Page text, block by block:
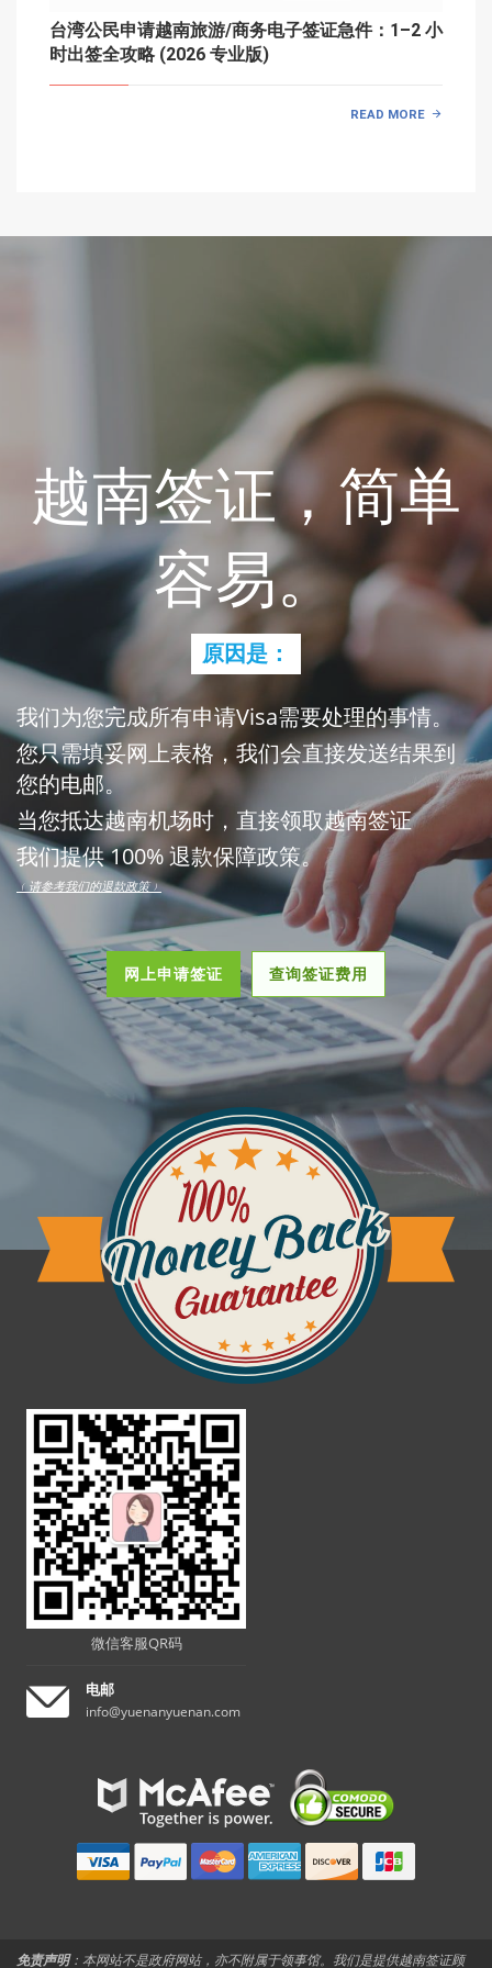
台湾公民申请越南旅游/商务电子签证急件：1–2 小
时出签全攻略 (2026 专业版)
READ MORE
越南签证，简单
容易。
原因是：
我们为您完成所有申请Visa需要处理的事情。
您只需填妥网上表格，我们会直接发送结果到
您的电邮。
当您抵达越南机场时，直接领取越南签证
我们提供 100% 退款保障政策。
﹙请参考我们的退款政策﹚
网上申请签证 查询签证费用
微信客服QR码
电邮
info@yuenanyuenan.com
免责声明：本网站不是政府网站，亦不附属于领事馆。我们是提供越南签证顾